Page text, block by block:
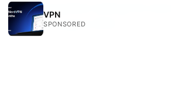
3 best equalizer settings for
earbuds august 2026
VPN
SPONSORED